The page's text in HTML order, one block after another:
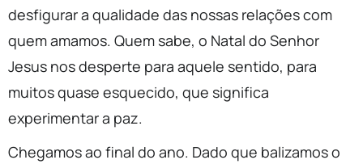
desfigurar a qualidade das nossas relações com
quem amamos. Quem sabe, o Natal do Senhor
Jesus nos desperte para aquele sentido, para
muitos quase esquecido, que significa
experimentar a paz.
Chegamos ao final do ano. Dado que balizamos o